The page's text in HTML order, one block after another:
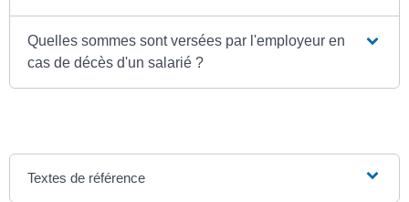
Quelles sommes sont versées par l'employeur en
cas de décès d'un salarié ?
Textes de référence